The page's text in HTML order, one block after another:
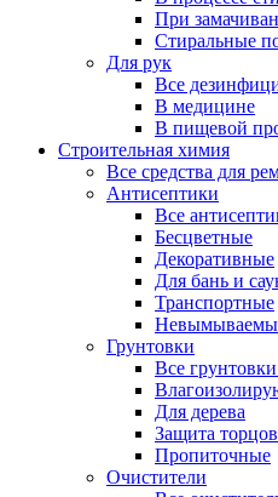
При
Стиральные
Для рук
Все
В медицине
В пищевой
Строительная химия
Все средства для
Антисептики
Все
Бесцветные
Декоративные
Для бань и
Транспортные
Грунтовки
Все
Для дерева
Защита
Пропиточные
Очистители